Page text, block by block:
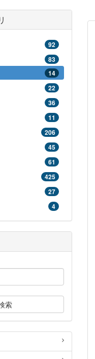
92
83
14
22
36
11
206
45
61
425
27
4
索